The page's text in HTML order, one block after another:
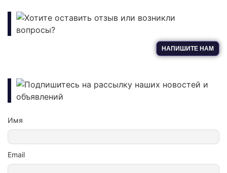
Хотите оставить отзыв или возникли
вопросы?
НАПИШИТЕ НАМ
Подпишитесь на рассылку наших новостей и
объявлений
Имя
Email